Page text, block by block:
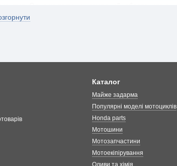
называется Deli (Дели).
Каталог
Майже задарма
Популярні моделі мотоциклів
Honda parts
Мотошини
Мотозапчастини
Мотоекіпірування
Оливи та хімія